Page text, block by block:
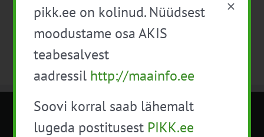
METK NÕUANDETEENISTUS
pikk.ee on kolinud. Nüüdsest
moodustame osa AKIS
teabesalvest
aadressil http://maainfo.ee
Soovi korral saab lähemalt
lugeda postitusest PIKK.ee